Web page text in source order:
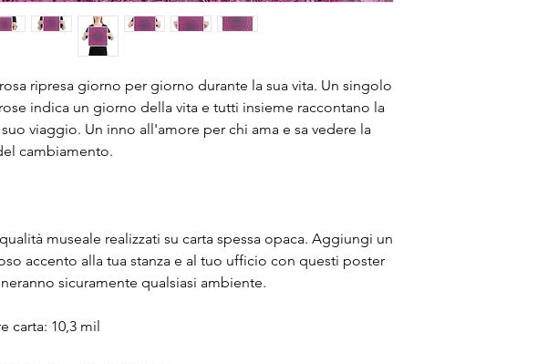
rosa ripresa giorno per giorno durante la sua vita. Un singolo
indica un giorno della vita e tutti insieme raccontano la
viaggio. Un inno all'amore per chi ama e sa vedere la
cambiamento.
museale realizzati su carta spessa opaca. Aggiungi un
accento alla tua stanza e al tuo ufficio con questi poster
sicuramente qualsiasi ambiente.
carta: 10,3 mil